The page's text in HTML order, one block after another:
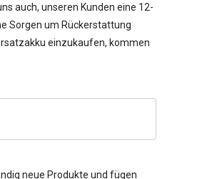
auch, unseren Kunden eine 12-
Sorgen um Rückerstattung
einzukaufen, kommen
neue Produkte und fügen